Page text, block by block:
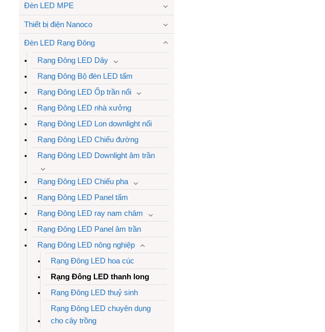
Đèn LED MPE
Thiết bị điện Nanoco
Đèn LED Rạng Đông
Rạng Đông LED Dây
Rạng Đông Bộ đèn LED tấm
Rạng Đông LED Ốp trần nổi
Rạng Đông LED nhà xưởng
Rạng Đông LED Lon downlight nổi
Rạng Đông LED Chiếu đường
Rạng Đông LED Downlight âm trần
Rạng Đông LED Chiếu pha
Rạng Đông LED Panel tấm
Rạng Đông LED ray nam châm
Rạng Đông LED Panel âm trần
Rạng Đông LED nông nghiệp
Rạng Đông LED hoa cúc
Rạng Đông LED thanh long
Rạng Đông LED thuỷ sinh
Rạng Đông LED chuyên dụng
cho cây trồng